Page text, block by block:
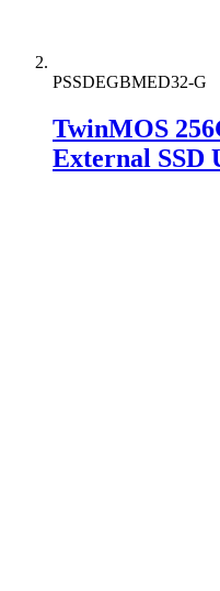
PSSDEGBMED32-G
TwinMOS
External SSD